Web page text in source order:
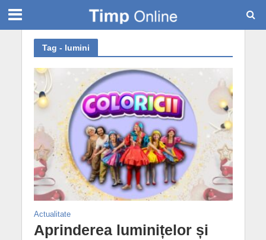
Tag - lumini
Actualitate
Aprinderea luminițelor și